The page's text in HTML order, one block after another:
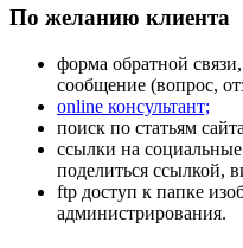
По желанию клиента
форма обратной
сообщение (вопрос,
online консультант;
поиск по статьям
ссылки на социальные
поделиться ссылкой,
ftp доступ к папке
администрирования.